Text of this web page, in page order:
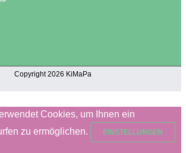
Copyright 2026 KiMaPa
Cookies, um Ihnen ein
zu ermöglichen.
EINSTELLUNGEN